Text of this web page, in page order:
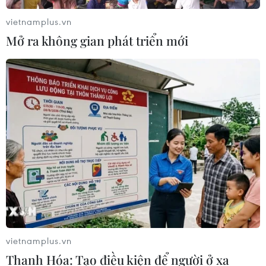
Mở ra giai đoạn triển khai thực chất
quan hệ giữa Việt Nam và Australia
07/08/2026 01:27
Ấn Độ thử thành công tên lửa đạn
đạo Agni-4, tầm bắn 4.000 km
06/08/2026 23:17
Hàn Quốc tái khẳng định mục tiêu
chung sống hòa bình với Triều Tiên
vietnamplus.vn
Mở ra không gian phát triển mới
vietnamplus.vn
Thanh Hóa: Tạo điều kiện để người ở xa